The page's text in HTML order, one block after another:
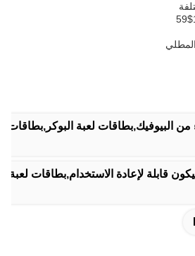
البيوفيك,بطاقات لعبة البوكر,بطاقات
قابلة لإعادة الاستخدام,بطاقات لعبة